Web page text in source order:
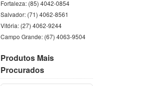
Fortaleza: (85) 4042-0854
Salvador: (71) 4062-8561
Vitória: (27) 4062-9244
Campo Grande: (67) 4063-9504
Produtos Mais
Procurados